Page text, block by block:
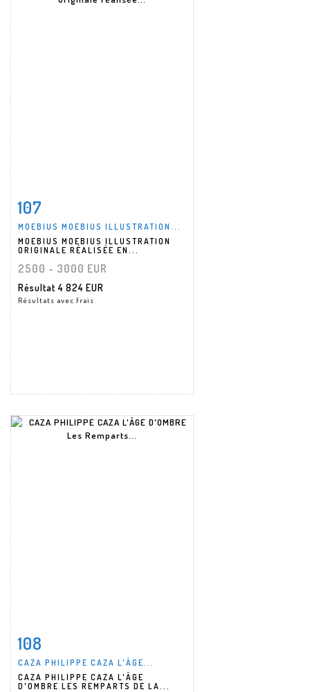
Fiche détaillée
107
MOEBIUS MOEBIUS ILLUSTRATION...
MOEBIUS MOEBIUS ILLUSTRATION
ORIGINALE RÉALISÉE EN...
2500 - 3000 EUR
Résultat4 824 EUR
Résultats avec frais
Fiche détaillée
108
CAZA PHILIPPE CAZA L'ÂGE...
CAZA PHILIPPE CAZA L'ÂGE
D'OMBRE LES REMPARTS DE LA...